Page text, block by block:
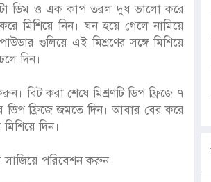
ডিম ও এক কাপ তরল দুধ ভালো করে
মিশিয়ে নিন। ঘন হয়ে গেলে নামিয়ে
গুলিয়ে এই মিশ্রণের সঙ্গে মিশিয়ে
দিন।
বিট করা শেষে মিশ্রণটি ডিপ ফ্রিজে ৭
ফ্রিজে জমতে দিন। আবার বের করে
দিন।
পরিবেশন করুন।